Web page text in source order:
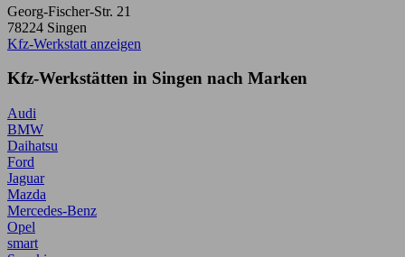
Georg-Fischer-Str. 21
78224 Singen
Kfz-Werkstatt anzeigen
Kfz-Werkstätten in Singen nach Marken
Audi
BMW
Daihatsu
Ford
Jaguar
Mazda
Mercedes-Benz
Opel
smart